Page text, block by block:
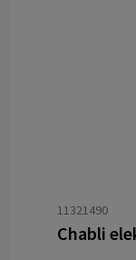
11321490
Chabli